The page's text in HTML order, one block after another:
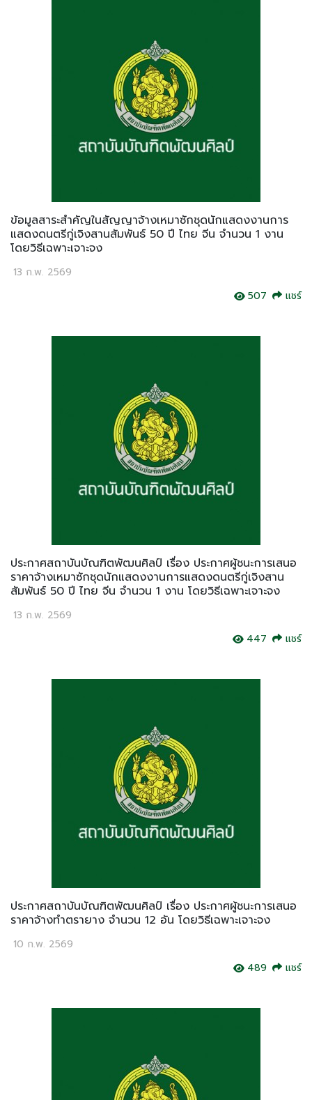
ข้อมูลสาระสำคัญในสัญญาจ้างเหมาซักชุดนักแสดงงานการ
แสดงดนตรีกู่เจิงสานสัมพันธ์ 50 ปี ไทย จีน จำนวน 1 งาน
โดยวิธีเฉพาะเจาะจง
13 ก.พ. 2569
507
แชร์
ประกาศสถาบันบัณฑิตพัฒนศิลป์ เรื่อง ประกาศผู้ชนะการเสนอ
ราคาจ้างเหมาซักชุดนักแสดงงานการแสดงดนตรีกู่เจิงสาน
สัมพันธ์ 50 ปี ไทย จีน จำนวน 1 งาน โดยวิธีเฉพาะเจาะจง
13 ก.พ. 2569
447
แชร์
ประกาศสถาบันบัณฑิตพัฒนศิลป์ เรื่อง ประกาศผู้ชนะการเสนอ
ราคาจ้างทำตรายาง จำนวน 12 อัน โดยวิธีเฉพาะเจาะจง
10 ก.พ. 2569
489
แชร์